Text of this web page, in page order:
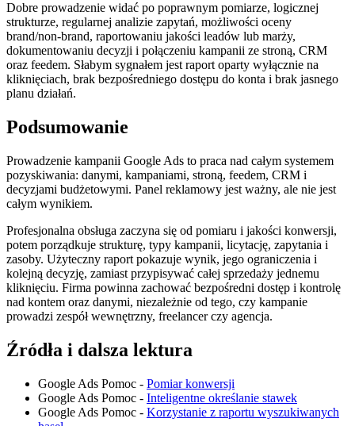
Dobre prowadzenie widać po poprawnym pomiarze, logicznej
strukturze, regularnej analizie zapytań, możliwości oceny
brand/non-brand, raportowaniu jakości leadów lub marży,
dokumentowaniu decyzji i połączeniu kampanii ze stroną, CRM
oraz feedem. Słabym sygnałem jest raport oparty wyłącznie na
kliknięciach, brak bezpośredniego dostępu do konta i brak jasnego
planu działań.
Podsumowanie
Prowadzenie kampanii Google Ads to praca nad całym systemem
pozyskiwania: danymi, kampaniami, stroną, feedem, CRM i
decyzjami budżetowymi. Panel reklamowy jest ważny, ale nie jest
całym wynikiem.
Profesjonalna obsługa zaczyna się od pomiaru i jakości konwersji,
potem porządkuje strukturę, typy kampanii, licytację, zapytania i
zasoby. Użyteczny raport pokazuje wynik, jego ograniczenia i
kolejną decyzję, zamiast przypisywać całej sprzedaży jednemu
kliknięciu. Firma powinna zachować bezpośredni dostęp i kontrolę
nad kontem oraz danymi, niezależnie od tego, czy kampanie
prowadzi zespół wewnętrzny, freelancer czy agencja.
Źródła i dalsza lektura
Google Ads Pomoc - Pomiar konwersji
Google Ads Pomoc - Inteligentne określanie stawek
Google Ads Pomoc - Korzystanie z raportu wyszukiwanych